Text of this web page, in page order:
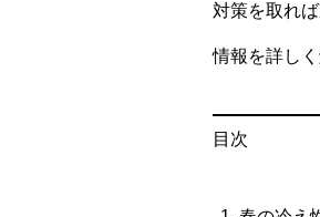
対策を取れ
情報を詳しく
目次